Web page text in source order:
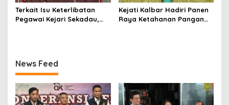
Terkait Isu Keterlibatan
Pegawai Kejari Sekadau,
Kejati Kalbar Hadiri Panen
Raya Ketahanan Pangan
News Feed